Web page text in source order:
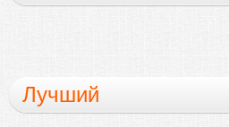
Лучший